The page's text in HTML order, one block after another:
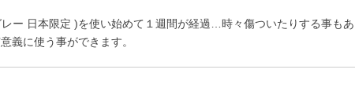
ー 日本限定 )を使い始めて１週間が経過…時々傷ついたりする事も
義に使う事ができます。